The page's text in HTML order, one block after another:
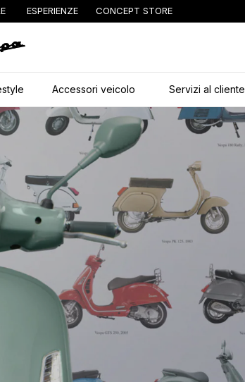
ESPERIENZE CONCEPT STORE
Accessori veicolo Servizi al cliente